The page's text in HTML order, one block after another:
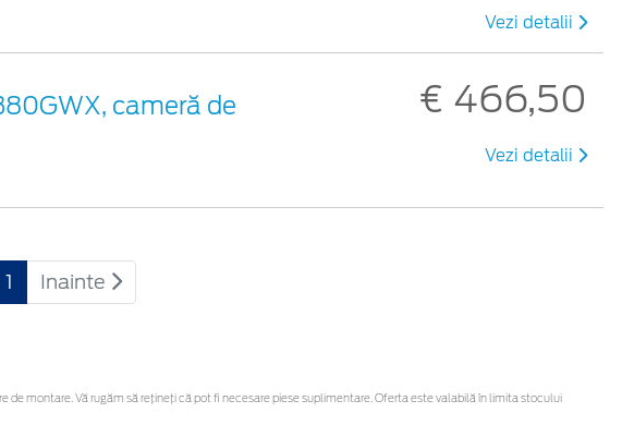
Vezi detalii
cameră de
€ 466,50
Vezi detalii
1 Inainte
montare. Vă rugăm să rețineți că pot fi necesare piese suplimentare. Oferta este valabilă în limita stocului